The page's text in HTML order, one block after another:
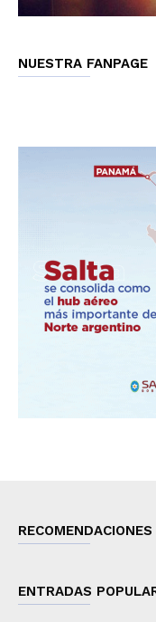
NUESTRA FANPAGE
ENTRADAS